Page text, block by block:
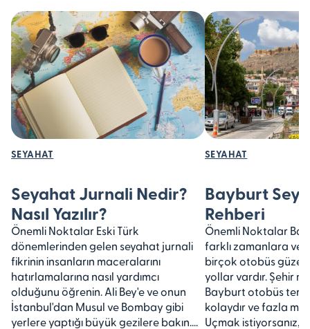
SEYAHAT
Seyahat Jurnali Nedir?
Nasıl Yazılır?
Önemli Noktalar Eski Türk
dönemlerinden gelen seyahat jurnali
fikrinin insanların maceralarını
hatırlamalarına nasıl yardımcı
olduğunu öğrenin. Ali Bey'e ve onun
İstanbul'dan Musul ve Bombay gibi
yerlere yaptığı büyük gezilere bakın....
SEYAHAT
Bayburt
Rehberi
Önemli Noktalar
farklı zamanlara ve
birçok otobüs
yollar vardır. Şehir
Bayburt otobüs
kolaydır ve fazla
Uçmak istiyorsanız,...